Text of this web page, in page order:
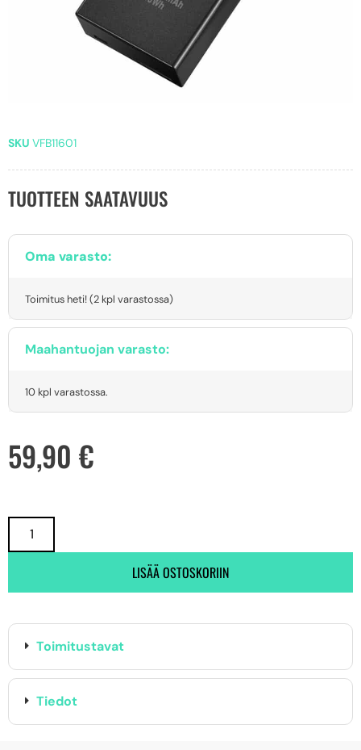
SKU VFB11601
TUOTTEEN SAATAVUUS
Oma varasto:
Toimitus heti! (2 kpl varastossa)
Maahantuojan varasto:
10 kpl varastossa.
59,90 €
LISÄÄ OSTOSKORIIN
Toimitustavat
Tiedot